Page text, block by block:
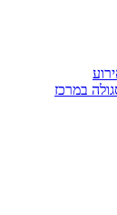
במרכז